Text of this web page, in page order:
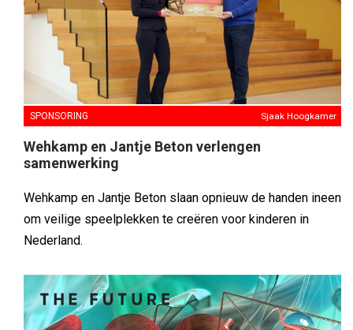
SPONSORING Sjaak Hoogkamer
Wehkamp en Jantje Beton verlengen
samenwerking
Wehkamp en Jantje Beton slaan opnieuw de handen ineen
om veilige speelplekken te creëren voor kinderen in
Nederland.